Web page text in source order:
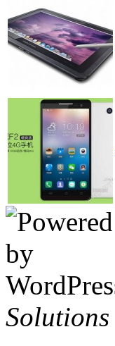
Solutions